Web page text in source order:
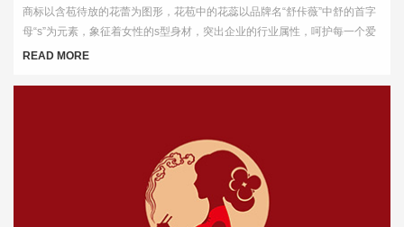
商标以含苞待放的花蕾为图形，花苞中的花蕊以品牌名“舒佧薇”中舒的首字
母“s”为元素，象征着女性的s型身材，突出企业的行业属性，呵护每一个爱
美的你。
READ MORE